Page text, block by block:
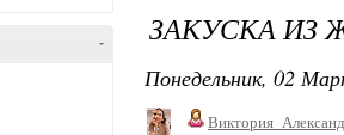
- ЗАКУСКА ИЗ
Понедельник, 02